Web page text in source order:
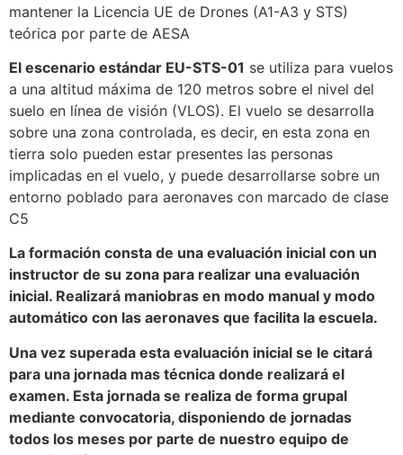
mantener la Licencia UE de Drones (A1-A3 y STS)
teórica por parte de AESA
El escenario estándar EU-STS-01 se utiliza para vuelos
a una altitud máxima de 120 metros sobre el nivel del
suelo en línea de visión (VLOS). El vuelo se desarrolla
sobre una zona controlada, es decir, en esta zona en
tierra solo pueden estar presentes las personas
implicadas en el vuelo, y puede desarrollarse sobre un
entorno poblado para aeronaves con marcado de clase
C5
La formación consta de una evaluación inicial con un
instructor de su zona para realizar una evaluación
inicial. Realizará maniobras en modo manual y modo
automático con las aeronaves que facilita la escuela.
Una vez superada esta evaluación inicial se le citará
para una jornada mas técnica donde realizará el
examen. Esta jornada se realiza de forma grupal
mediante convocatoria, disponiendo de jornadas
todos los meses por parte de nuestro equipo de